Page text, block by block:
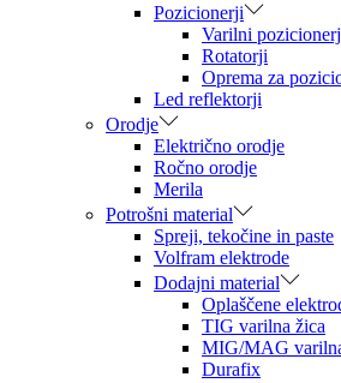
Pozicionerji
Varilni
Rotatorji
Oprema za
Led reflektorji
Orodje
Električno orodje
Ročno orodje
Merila
Potrošni material
Spreji, tekočine in paste
Volfram elektrode
Dodajni material
Oplaščene
TIG varilna žica
MIG/MAG
Durafix